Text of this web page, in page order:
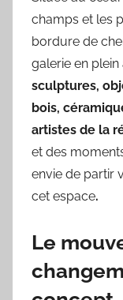
champs et les
bordure de
galerie en
sculptures,
bois,
artistes de la
et des
envie de partir
cet espace.
Le